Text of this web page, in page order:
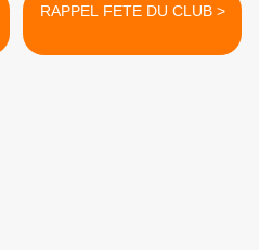
RAPPEL FETE DU CLUB >